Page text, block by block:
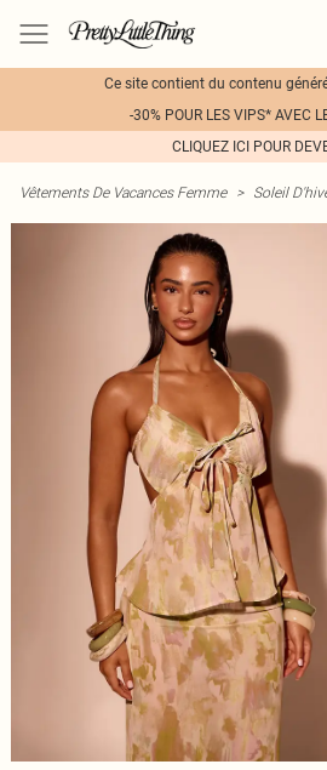
Ce site contient du contenu
-30% POUR LES VIPS* AVEC
CLIQUEZ ICI POUR
Vêtements De Vacances Femme > Soleil